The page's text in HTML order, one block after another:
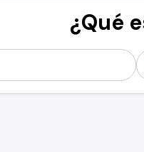
¿Qué